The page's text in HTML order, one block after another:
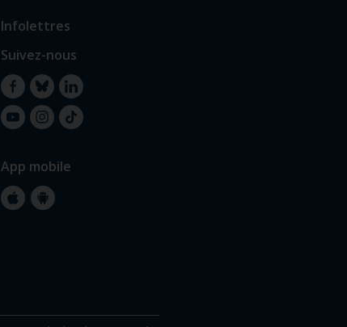
Infolettres
Suivez-nous
FacebookBlueskyLinkedIn
App mobile